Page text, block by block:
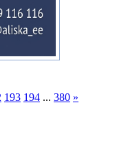
193 194 ... 380 »